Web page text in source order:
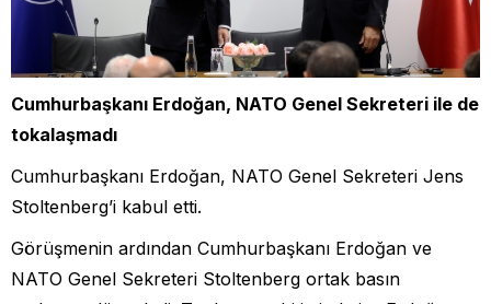
Cumhurbaşkanı Erdoğan, NATO Genel Sekreteri ile de
tokalaşmadı
Cumhurbaşkanı Erdoğan, NATO Genel Sekreteri Jens
Stoltenberg’i kabul etti.
Görüşmenin ardından Cumhurbaşkanı Erdoğan ve
NATO Genel Sekreteri Stoltenberg ortak basın